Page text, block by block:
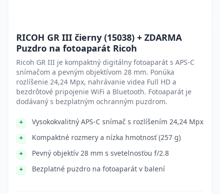
RICOH GR III čierny (15038) + ZDARMA
Puzdro na fotoaparát Ricoh
Ricoh GR III je kompaktný digitálny fotoaparát s APS-C
snímačom a pevným objektívom 28 mm. Ponúka
rozlíšenie 24,24 Mpx, nahrávanie videa Full HD a
bezdrôtové pripojenie WiFi a Bluetooth. Fotoaparát je
dodávaný s bezplatným ochranným puzdrom.
Vysokokvalitný APS-C snímač s rozlíšením 24,24 Mpx
Kompaktné rozmery a nízka hmotnosť (257 g)
Pevný objektív 28 mm s svetelnosťou f/2.8
Bezplatné puzdro na fotoaparát v balení